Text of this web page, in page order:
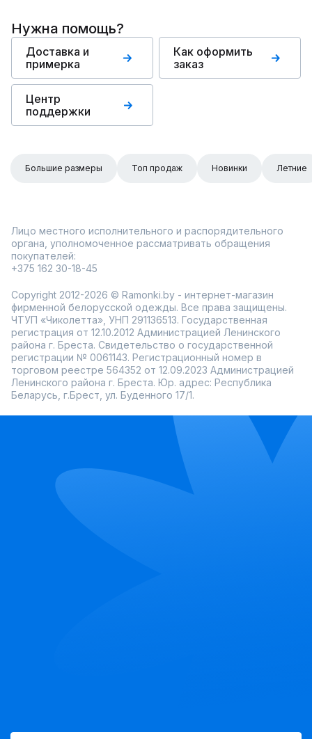
Нужна помощь?
Доставка и
примерка
Как оформить
заказ
Центр
поддержки
Большие размеры Топ продаж Новинки Летние
Лицо местного исполнительного и распорядительного
органа, уполномоченное рассматривать обращения
покупателей:
+375 162 30-18-45
Copyright 2012-2026 © Ramonki.by - интернет-магазин
фирменной белорусской одежды. Все права защищены.
ЧТУП «Чиколетта», УНП 291136513. Государственная
регистрация от 12.10.2012 Администрацией Ленинского
района г. Бреста. Свидетельство о государственной
регистрации № 0061143. Регистрационный номер в
торговом реестре 564352 от 12.09.2023 Администрацией
Ленинского района г. Бреста. Юр. адрес: Республика
Беларусь, г.Брест, ул. Буденного 17/1.